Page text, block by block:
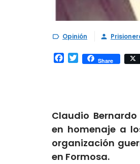
 Opinión 
Facebook
TwitterShare
Claudio
en homenaje a
organización
en Formosa.